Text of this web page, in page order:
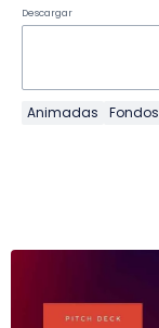
Descargar
Animadas Fondos